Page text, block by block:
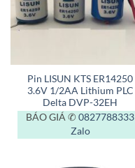
Pin LISUN KTS ER14250
3.6V 1/2AA Lithium PLC
Delta DVP-32EH
BÁO GIÁ ✆ 0827788333
Zalo